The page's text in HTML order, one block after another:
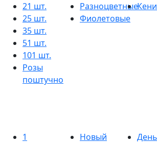
21 шт.
25 шт.
35 шт.
51 шт.
101 шт.
Розы
поштучно
Разноцветные
Фиолетовые
1
Новый
День